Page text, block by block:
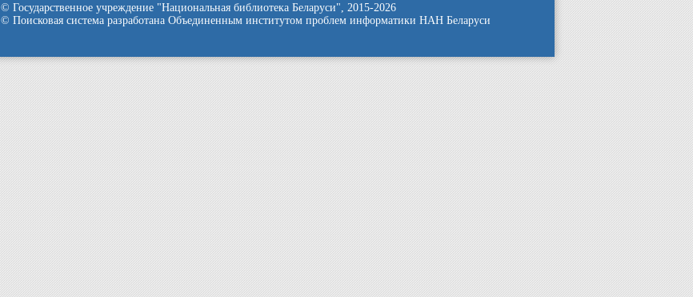
© Государственное учреждение "Национальная библиотека Беларуси", 2015-2026
© Поисковая система разработана Объединенным институтом проблем информатики НАН Беларуси